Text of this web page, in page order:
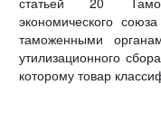
экономического
таможенными
утилизационного
которому товар